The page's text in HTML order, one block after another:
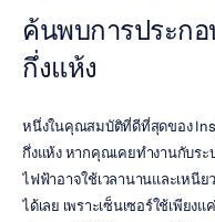
ค้นพบการประก
กึ่งแห้ง
หนึ่งในคุณสมบัติที่ดีที่สุดของ
กึ่งแห้ง หากคุณเคยทำงานกับระ
ไฟฟ้าอาจใช้เวลานานและเหนี
ได้เลย เพราะเซ็นเซอร์ใช้เพียง